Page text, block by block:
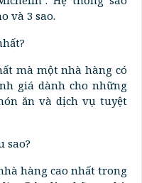
và 3 sao.
mà một nhà hàng có
giá dành cho những
ăn và dịch vụ tuyệt
sao?
hàng cao nhất trong